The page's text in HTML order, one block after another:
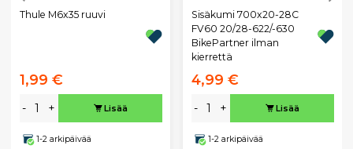
Thule M6x35 ruuvi
1,99 €
- + Lisää
1-2 arkipäivää
Sisäkumi 700x20-28C
FV60 20/28-622/-630
BikePartner ilman
kierrettä
4,99 €
- + Lisää
1-2 arkipäivää